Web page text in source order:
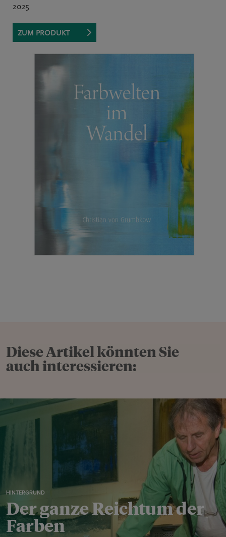
2025
ZUM PRODUKT
Diese Artikel könnten Sie
auch interessieren:
HINTERGRUND
Der ganze Reichtum der
Farben